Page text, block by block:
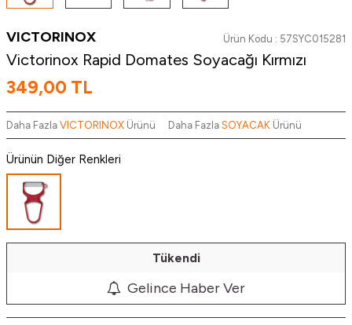
VICTORINOX Ürün Kodu : 57SYC015281
Victorinox Rapid Domates Soyacağı Kırmızı
349,00 TL
Daha Fazla VICTORINOX Ürünü Daha Fazla SOYACAK Ürünü
Ürünün Diğer Renkleri
Tükendi
Gelince Haber Ver